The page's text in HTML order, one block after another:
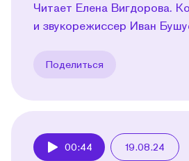
Читает Елена Вигдорова.
и звукорежиссер Иван
Поделиться
00:44 19.08.24